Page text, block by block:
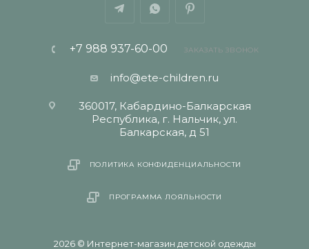
+7 988 937-60-00 ЗАКАЗАТЬ ЗВОНОК
info@ete-children.ru
360017, Кабардино-Балкарская
Республика, г. Нальчик, ул.
Балкарская, д 51
ПОЛИТИКА КОНФИДЕНЦИАЛЬНОСТИ
ПРОГРАММА ЛОЯЛЬНОСТИ
2026 © Интернет-магазин детской одежды